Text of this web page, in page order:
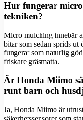
Hur fungerar
tekniken?
Micro mulching innebär
bitar som sedan sprids ut
fungerar som naturlig
friskare gräsmatta.
Är Honda Miimo
runt barn och
Ja, Honda Miimo är